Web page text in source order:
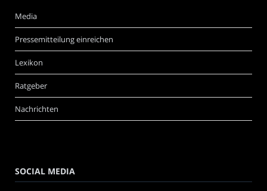
Media
Pressemitteilung einreichen
Lexikon
Ratgeber
Nachrichten
SOCIAL MEDIA